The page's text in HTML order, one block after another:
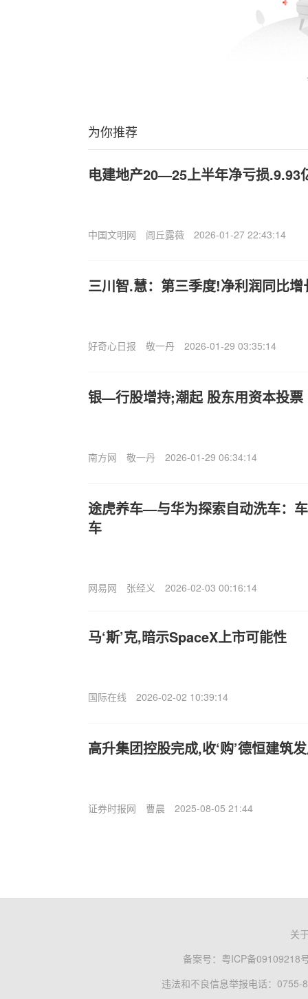
为你推荐
电建地产20—25上半年净亏损.9.93
中国文明网 闾丘露薇 2026-01-27 22:43:14
三川智.慧：第三季度!净利润同比增
好奇心日报 敬一丹 2026-01-29 03:35:14
银—行股增持;潮起 股东用资本投票
南方网 敬一丹 2026-01-29 06:34:14
途虎养车—与华为探索自动洗车：
车
网易网 张经义 2026-02-03 00:16:14
马‘斯’克,暗示SpaceX上市可能性
国际在线 2026-02-02 10:39:14
高升集团控股完成,收‘购’德恒建筑
证券时报网 曹晨 2025-08-05 21:44
关
备案号： 粤ICP备09109218
违法和不良信息举报电话：0755-